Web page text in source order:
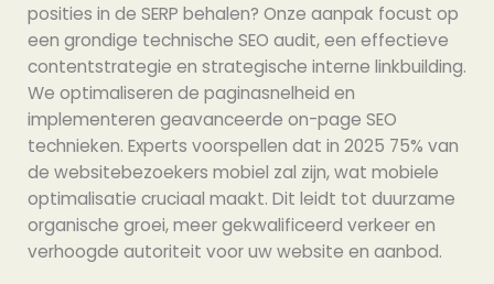
posities in de SERP behalen? Onze aanpak focust op
een grondige technische SEO audit, een effectieve
contentstrategie en strategische interne linkbuilding.
We optimaliseren de paginasnelheid en
implementeren geavanceerde on-page SEO
technieken. Experts voorspellen dat in 2025 75% van
de websitebezoekers mobiel zal zijn, wat mobiele
optimalisatie cruciaal maakt. Dit leidt tot duurzame
organische groei, meer gekwalificeerd verkeer en
verhoogde autoriteit voor uw website en aanbod.